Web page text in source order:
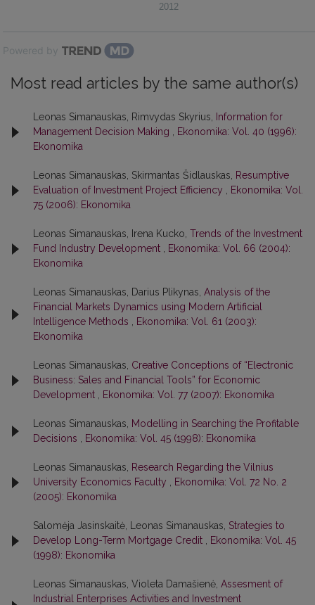
2012
Powered by
Most read articles by the same author(s)
Leonas Simanauskas, Rimvydas Skyrius,
Information for
Management Decision Making
Ekonomika: Vol. 40 (1996):
Ekonomika
Leonas Simanauskas, Skirmantas Šidlauskas,
Resumptive
Evaluation of Investment Project Efficiency
Ekonomika: Vol.
75 (2006): Ekonomika
Leonas Simanauskas, Irena Kucko, Trends of the Investment
Fund Industry Development
Ekonomika: Vol. 66 (2004):
Ekonomika
Leonas Simanauskas, Darius Plikynas, Analysis of the
Financial Markets Dynamics using Modern Artificial
Intelligence Methods
Ekonomika: Vol. 61 (2003):
Ekonomika
Leonas Simanauskas, Creative Conceptions of “Electronic
Business: Sales and Financial Tools” for Economic
Development
Ekonomika: Vol. 77 (2007): Ekonomika
Leonas Simanauskas,
Modelling in Searching the Profitable
Decisions
Ekonomika: Vol. 45 (1998): Ekonomika
Leonas Simanauskas,
Research Regarding the Vilnius
University Economics Faculty
Ekonomika: Vol. 72 No. 2
(2005): Ekonomika
Salomėja Jasinskaitė, Leonas Simanauskas, Strategies to
Develop Long-Term Mortgage Credit
Ekonomika: Vol. 45
(1998): Ekonomika
Leonas Simanauskas, Violeta Damašienė, Assesment of
Industrial Enterprises Activities and Investment